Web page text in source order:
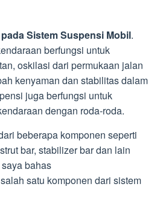
Sistem Suspensi Mobil.
berfungsi untuk
oskilasi dari permukaan jalan
kenyaman dan stabilitas dalam
juga berfungsi untuk
dengan roda-roda.
beberapa komponen seperti
bar, stabilizer bar dan lain
bahas
satu komponen dari sistem